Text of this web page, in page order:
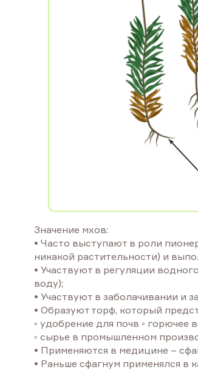
Значение мхов:
• Часто выступают в роли
никакой растительности) и
• Участвуют в регуляции
воду);
• Участвуют в заболачивании и
• Образуют торф, который
◦ удобрение для почв ◦ горючее
◦ сырье в промышленном
• Применяются в медицине –
• Раньше сфагнум применялся в